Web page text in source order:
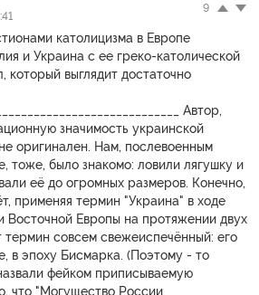
9
католицизма в Европе
и Украина с ее греко-католической
который выглядит достаточно
Автор,
значимость украинской
оригинален. Нам, послевоенным
тоже, было знакомо: ловили лягушку и
еë до огромных размеров. Конечно,
применяя термин "Украина" в ходе
Восточной Европы на протяжении двух
термин совсем свежеиспечëнный: его
в эпоху Бисмарка. (Поэтому - то
фейком приписываемую
что "Могущество России